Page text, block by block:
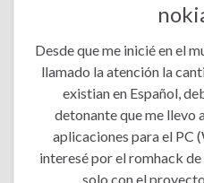
Desde que me inicié en el
llamado la atención la
existian en Español,
detonante que me llevo
aplicaciones para el PC
interesé por el romhack
solo con el